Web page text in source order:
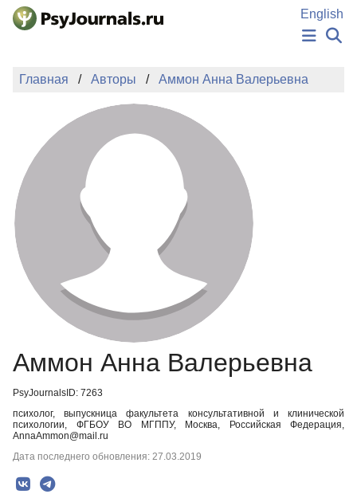
Перейти к основному содержанию
English
НОВОСТИ
АВТОРЫ
ПОДАТЬ РУКОПИСЬ
БАЗА ЗНАНИЙ
КЛЮЧЕВЫЕ СЛОВА
Регистрация
Главная Авторы Аммон Анна Валерьевна
Аммон Анна Валерьевна
PsyJournalsID: 7263
психолог, выпускница факультета консультативной и клинической
психологии, ФГБОУ ВО МГППУ, Москва, Российская Федерация,
AnnaAmmon@mail.ru
Дата последнего обновления: 27.03.2019